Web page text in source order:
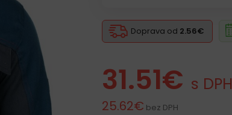
Doprava od 2.56€
31.51€ s DPH
25.62€ bez DPH